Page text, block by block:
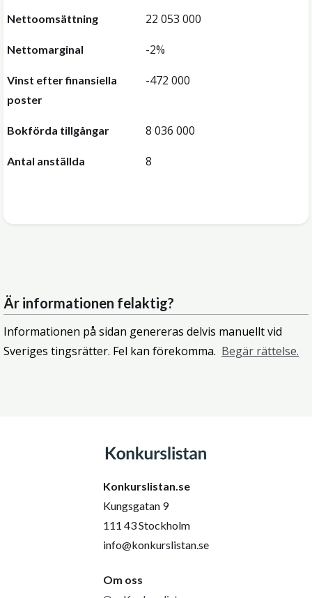
Nettoomsättning 22 053 000
Nettomarginal -2%
Vinst efter finansiella
poster
-472 000
Bokförda tillgångar 8 036 000
Antal anställda 8
Är informationen felaktig?
Informationen på sidan genereras delvis manuellt vid
Sveriges tingsrätter. Fel kan förekomma. Begär rättelse.
Konkurslistan.se
Kungsgatan 9
111 43 Stockholm
info@konkurslistan.se
Om oss